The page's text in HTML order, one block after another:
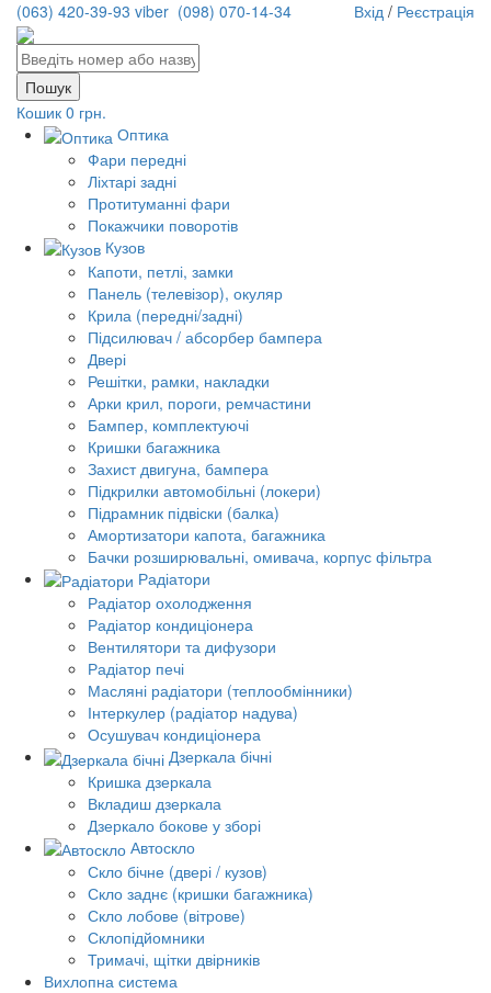
(063) 420-39-93 viber (098) 070-14-34 Вхід / Реєстрація
Кошик 0 грн.
Оптика
Фари передні
Ліхтарі задні
Протитуманні фари
Покажчики поворотів
Кузов
Капоти, петлі, замки
Панель (телевізор), окуляр
Крила (передні/задні)
Підсилювач / абсорбер бампера
Двері
Решітки, рамки, накладки
Арки крил, пороги, ремчастини
Бампер, комплектуючі
Кришки багажника
Захист двигуна, бампера
Підкрилки автомобільні (локери)
Підрамник підвіски (балка)
Амортизатори капота, багажника
Бачки розширювальні, омивача, корпус фільтра
Радіатори
Радіатор охолодження
Радіатор кондиціонера
Вентилятори та дифузори
Радіатор печі
Масляні радіатори (теплообмінники)
Інтеркулер (радіатор надува)
Осушувач кондиціонера
Дзеркала бічні
Кришка дзеркала
Вкладиш дзеркала
Дзеркало бокове у зборі
Автоскло
Скло бічне (двері / кузов)
Скло заднє (кришки багажника)
Скло лобове (вітрове)
Склопідйомники
Тримачі, щітки двірників
Вихлопна система